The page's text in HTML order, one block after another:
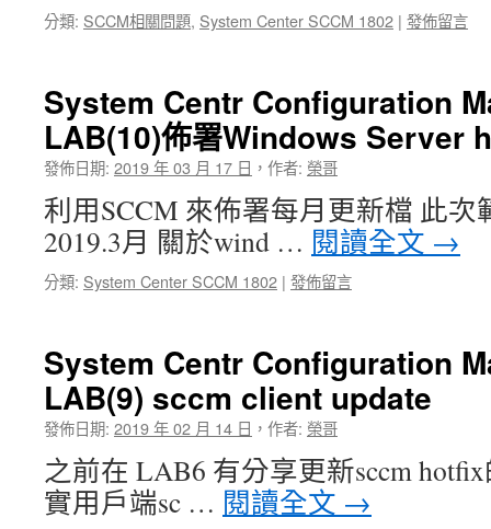
分類: SCCM相關問題, System Center SCCM 1802 | 發佈留言
System Centr Configuration
LAB(10)佈署Windows Server
發佈日期: 2019 年 03 月 17 日 ， 作者: 榮哥
利用SCCM 來佈署每月更新檔 此
2019.3月 關於wind … 閱讀全文 →
分類: System Center SCCM 1802 | 發佈留言
System Centr Configuration
LAB(9) sccm client update
發佈日期: 2019 年 02 月 14 日 ， 作者: 榮哥
之前在 LAB6 有分享更新sccm
實用戶端sc … 閱讀全文 →